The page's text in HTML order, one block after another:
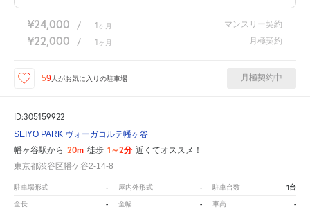
¥24,000 / 1 ヶ月 マンスリー契約
¥22,000 / 1 ヶ月 月極契約
59 人がお気に入りの駐車場 月極契約中
ID:305159922
SEIYO PARK ヴォーガコルテ幡ヶ谷
幡ヶ谷駅から 20m 徒歩 1～2分 近くてオススメ！
東京都渋谷区幡ケ谷2-14-8
駐車場形式 - 屋内外形式 - 駐車台数 1台
全長 - 全幅 - 車高 -